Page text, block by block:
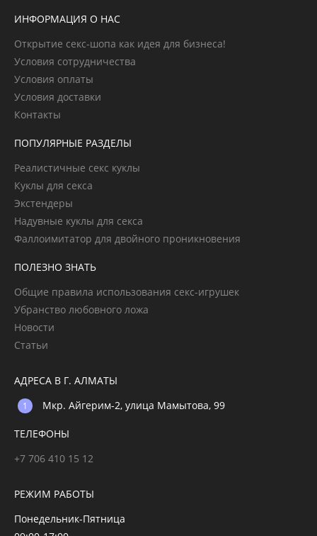
ИНФОРМАЦИЯ О НАС
Открытие секс-шопа как идея для бизнеса!
Условия сотрудничества
Условия оплаты
Условия доставки
Контакты
ПОПУЛЯРНЫЕ РАЗДЕЛЫ
Реалистичные секс куклы
Куклы для секса
Экстендеры
Надувные куклы для секса
Фаллоимитатор для двойного проникновения
ПОЛЕЗНО ЗНАТЬ
Общие правила использования секс-игрушек
Убранство любовного ложа
Новости
Статьи
АДРЕСА В Г. АЛМАТЫ
Мкр. Айгерим-2, улица Мамытова, 99
ТЕЛЕФОНЫ
+7 706 410 15 12
РЕЖИМ РАБОТЫ
Понедельник-Пятница